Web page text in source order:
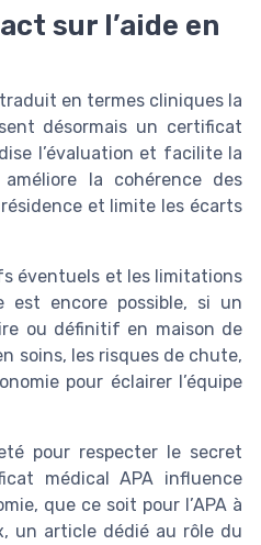
sur l’aide en
en termes cliniques la
désormais un certificat
l’évaluation et facilite la
la cohérence des
et limite les écarts
éventuels et les limitations
est encore possible, si un
ou définitif en maison de
soins, les risques de chute,
pour éclairer l’équipe
pour respecter le secret
médical APA influence
que ce soit pour l’APA à
un article dédié au rôle du